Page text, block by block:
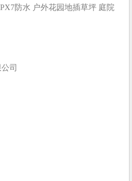
防水 户外花园地插草坪 庭院
司